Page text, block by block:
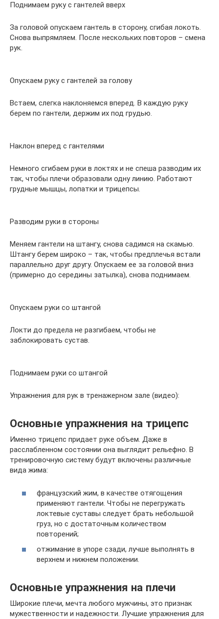
Поднимаем руку с гантелей вверх
За головой опускаем гантель в сторону, сгибая локоть.
Снова выпрямляем. После нескольких повторов – смена
рук.
Опускаем руку с гантелей за голову
Встаем, слегка наклоняемся вперед. В каждую руку
берем по гантели, держим их под грудью.
Наклон вперед с гантелями
Немного сгибаем руки в локтях и не спеша разводим их
так, чтобы плечи образовали одну линию. Работают
грудные мышцы, лопатки и трицепсы.
Разводим руки в стороны
Меняем гантели на штангу, снова садимся на скамью.
Штангу берем широко – так, чтобы предплечья встали
параллельно друг другу. Опускаем ее за головой вниз
(примерно до середины затылка), снова поднимаем.
Опускаем руки со штангой
Локти до предела не разгибаем, чтобы не
заблокировать сустав.
Поднимаем руки со штангой
Упражнения для рук в тренажерном зале (видео):
Основные упражнения на трицепс
Именно трицепс придает руке объем. Даже в
расслабленном состоянии она выглядит рельефно. В
тренировочную систему будут включены различные
вида жима:
французский жим, в качестве отягощения
применяют гантели. Чтобы не перегружать
локтевые суставы следует брать небольшой
груз, но с достаточным количеством
повторений;
отжимание в упоре сзади, лучше выполнять в
верхнем и нижнем положении.
Основные упражнения на плечи
Широкие плечи, мечта любого мужчины, это признак
мужественности и надежности. Лучшие упражнения для